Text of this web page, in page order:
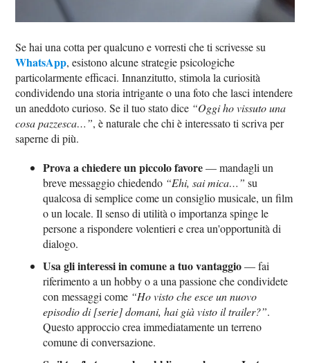
Se hai una cotta per qualcuno e vorresti che ti scrivesse su
WhatsApp, esistono alcune strategie psicologiche
particolarmente efficaci. Innanzitutto, stimola la curiosità
condividendo una storia intrigante o una foto che lasci intendere
un aneddoto curioso. Se il tuo stato dice “Oggi ho vissuto una
cosa pazzesca…”, è naturale che chi è interessato ti scriva per
saperne di più.
Prova a chiedere un piccolo favore— mandagli un
breve messaggio chiedendo “Ehi, sai mica…” su
qualcosa di semplice come un consiglio musicale, un film
o un locale. Il senso di utilità o importanza spinge le
persone a rispondere volentieri e crea un'opportunità di
dialogo.
Usa gli interessi in comune a tuo vantaggio— fai
riferimento a un hobby o a una passione che condividete
con messaggi come “Ho visto che esce un nuovo
episodio di [serie] domani, hai già visto il trailer?”.
Questo approccio crea immediatamente un terreno
comune di conversazione.